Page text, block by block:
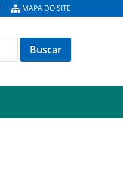
MAPA DO SITE